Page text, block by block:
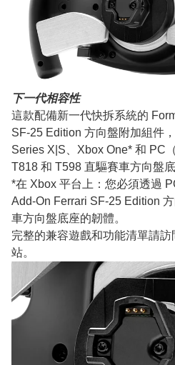
下一代相容性
這款配備新一代快拆系統的
SF-25 Edition 方向盤附加組件
Series X|S、Xbox One* 和 PC
T818 和 T598 直驅賽車方向盤底
*在 Xbox 平台上：您必須透過
Add-On Ferrari SF-25 Edition
車方向盤底座的韌體。
完整的兼容遊戲和功能清單請訪
站。